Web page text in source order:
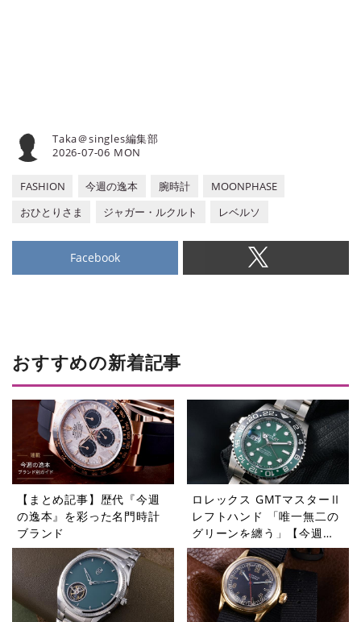
2026-07-06 MON
Taka＠singles編集部
FASHION 今週の逸本 腕時計
MOONPHASE
おひとりさま
ジャガー・ルクルト レベルソ
Facebook
おすすめの新着記事
【まとめ記事】歴代『今週
の逸本』を彩った名門時計
ブランド
ロレックス GMTマスターⅡ
レフトハンド 「唯一無二の
グリーンを纏う」【今週の
逸本 Vol.365】